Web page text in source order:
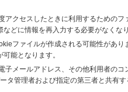
クセスしたときに利用するための
どに情報を再入力する必要がなくなり
ファイルが作成される可能性があ
能となります。
メールアドレス、その他利用者のコ
管理者および指定の第三者と共有す